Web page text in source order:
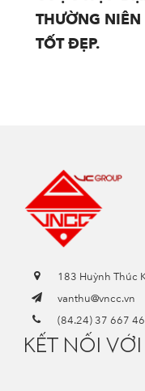
THƯỜNG
TỐT ĐẸP.
183 Huỳnh Thúc
vanthu@vncc.vn
(84.24) 37 667
KẾT NỐI VỚI